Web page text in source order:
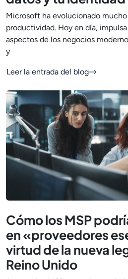
Microsoft ha evolucionado
productividad. Hoy en día,
aspectos de los negocios
y
Leer la entrada del blog
Cómo los MSP
en «proveedores
virtud de la nueva
Reino Unido